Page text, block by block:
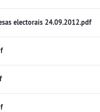
electorais 24.09.2012.pdf